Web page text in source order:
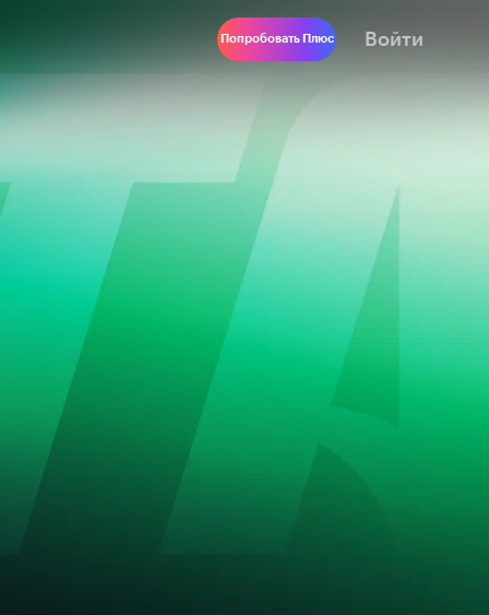
Попробовать Плюс Войти